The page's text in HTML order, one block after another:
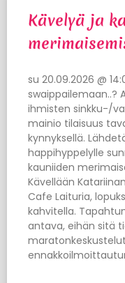
Kävelyä ja
su 20.09.2026 @
swaippailemaan..?
ihmisten sinkku-/
mainio tilaisuus
kynnyksellä.
happihyppelylle
kauniiden
Kävellään
Cafe Laituria,
kahvitella.
antava, eihän sitä